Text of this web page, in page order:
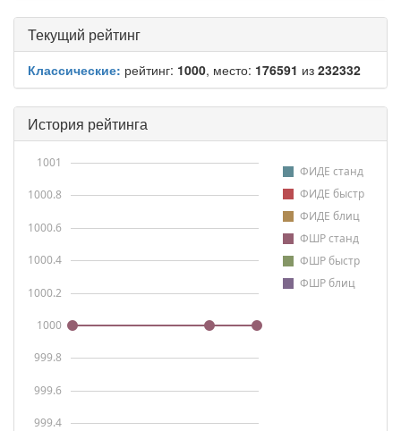
Текущий рейтинг
Классические: рейтинг: 1000, место: 176591 из 232332
История рейтинга
ФИДЕ станд
ФИДЕ быстр
ФИДЕ блиц
ФШР станд
ФШР быстр
ФШР блиц
999.4
999.6
999.8
1000
1000.2
1000.4
1000.6
1000.8
1001